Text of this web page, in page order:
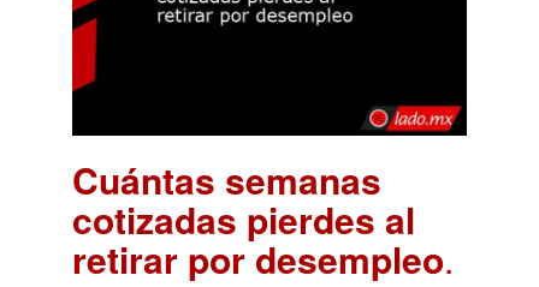
Cuántas semanas
cotizadas pierdes al
retirar por desempleo.